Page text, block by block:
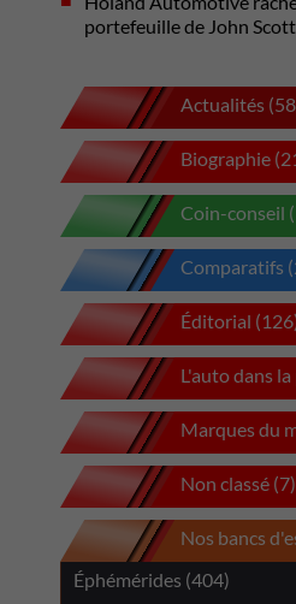
portefeuille de John
Actualités
Biographie
Coin-conseil
Comparatifs
Éditorial
L'auto dans
Marques du
Non classé (7)
Nos bancs
Éphémérides (404)